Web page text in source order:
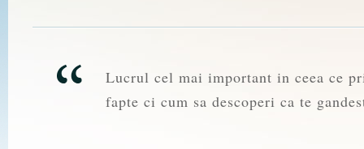
Lucrul cel mai important in ceea ce
fapte ci cum sa descoperi ca te